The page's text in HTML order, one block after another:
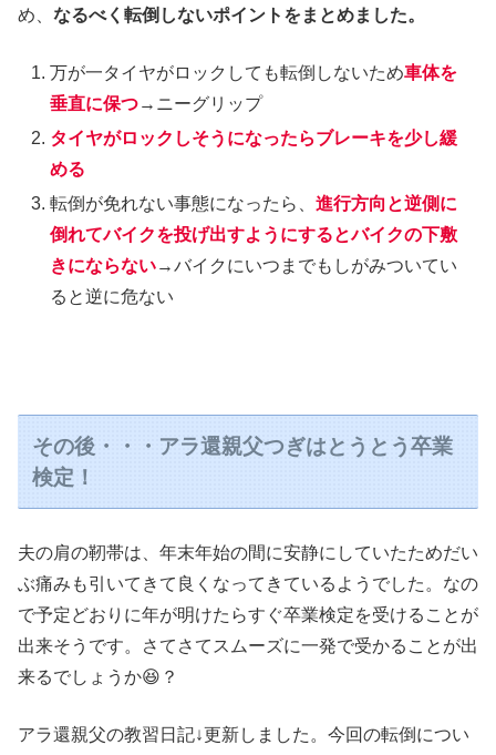
め、 なるべく転倒しないポイントをまとめました。
万が一タイヤがロックしても転倒しないため車体を
垂直に保つ→ニーグリップ
タイヤがロックしそうになったらブレーキを少し緩
める
転倒が免れない事態になったら、進行方向と逆側に
倒れてバイクを投げ出すようにするとバイクの下敷
きにならない→バイクにいつまでもしがみついてい
ると逆に危ない
その後・・・アラ還親父つぎはとうとう卒業
検定！
夫の肩の靭帯は、年末年始の間に安静にしていたためだい
ぶ痛みも引いてきて良くなってきているようでした。なの
で予定どおりに年が明けたらすぐ卒業検定を受けることが
出来そうです。さてさてスムーズに一発で受かることが出
来るでしょうか😆？
アラ還親父の教習日記↓更新しました。今回の転倒につい